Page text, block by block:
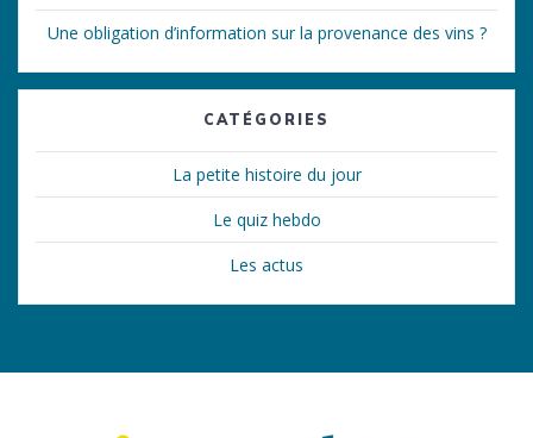
Une obligation d’information sur la provenance des vins ?
CATÉGORIES
La petite histoire du jour
Le quiz hebdo
Les actus